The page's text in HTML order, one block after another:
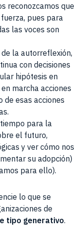
reconozcamos que
pues para
las voces son
la autorreflexión,
con decisiones
hipótesis en
marcha acciones
de esas acciones
para la
el futuro,
y ver cómo nos
su adopción)
para ello).
lo que se
de
tipo generativo.